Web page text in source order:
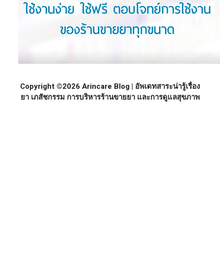
Copyright ©2026 Arincare Blog | อัพเดทสาระน่ารู้เรื่อง
ยา เภสัชกรรม การบริหารร้านขายยา และการดูแลสุขภาพ